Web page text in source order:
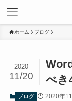
ホーム ブログ
べき
2020
11/20
ブログ 2020年